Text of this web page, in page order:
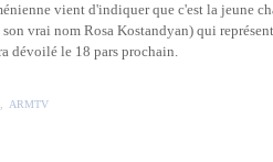
vient d'indiquer que c'est la jeune
vrai nom Rosa Kostandyan) qui
dévoilé le 18 pars prochain.
ARMTV